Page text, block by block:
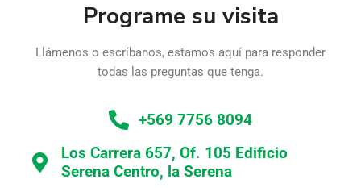
Programe su visita
Llámenos o escríbanos, estamos aquí para responder
todas las preguntas que tenga.
+569 7756 8094
Los Carrera 657, Of. 105 Edificio
Serena Centro, la Serena